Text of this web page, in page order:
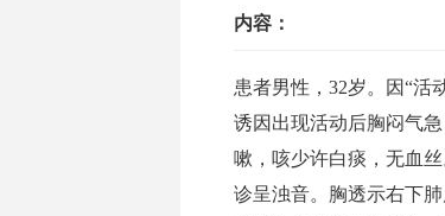
内容：
患者男性，32岁。因“活
诱因出现活动后胸闷气
嗽，咳少许白痰，无血
诊呈浊音。胸透示右下